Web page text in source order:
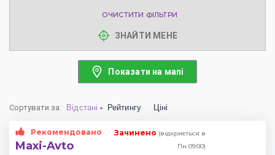
ОЧИСТИТИ ФІЛЬТРИ
ЗНАЙТИ МЕНЕ
Показати на мапі
Сортувати за: Відстані Рейтингу Ціні
Рекомендовано
Maxi-Avto
Зачинено (відкриється в
Пн 09:00)